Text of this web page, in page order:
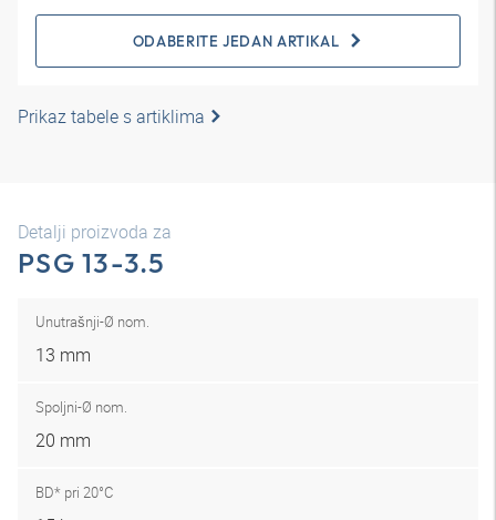
ODABERITE JEDAN ARTIKAL
Prikaz tabele s artiklima
Detalji proizvoda za
PSG 13-3.5
Unutrašnji-Ø nom.
13 mm
Spoljni-Ø nom.
20 mm
BD* pri 20°C